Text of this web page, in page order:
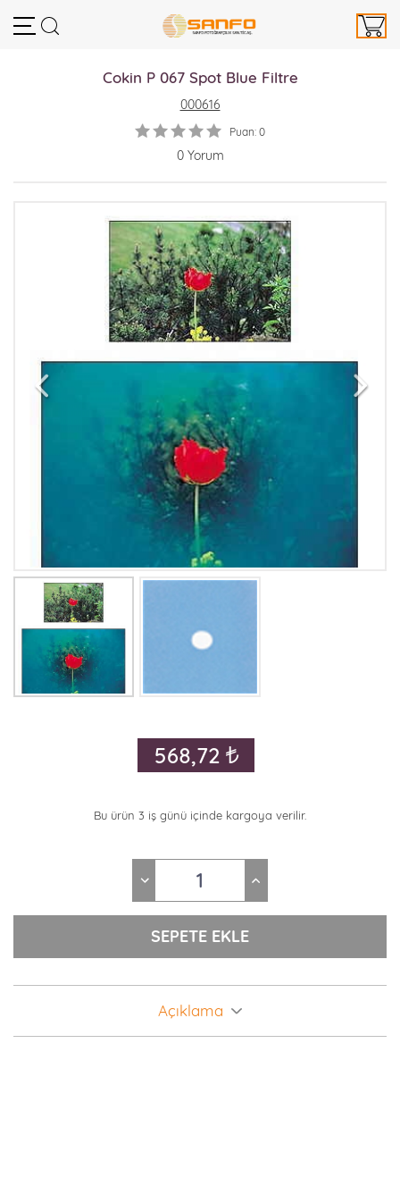
Cokin P 067 Spot Blue Filtre
000616
Puan: 0
0 Yorum
568,72
Bu ürün 3 iş günü içinde kargoya verilir.
Açıklama